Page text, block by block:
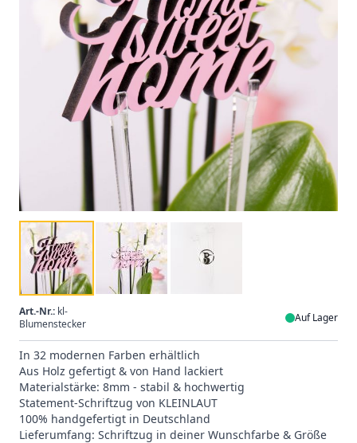
Art.-Nr.: kl-
Blumenstecker
Auf Lager
In 32 modernen Farben erhältlich
Aus Holz gefertigt & von Hand lackiert
Materialstärke: 8mm - stabil & hochwertig
Statement-Schriftzug von KLEINLAUT
100% handgefertigt in Deutschland
Lieferumfang: Schriftzug in deiner Wunschfarbe & Größe